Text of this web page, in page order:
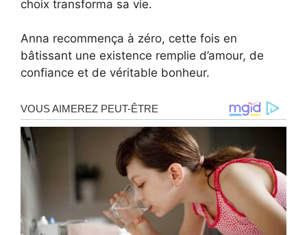
choix transforma sa vie.
Anna recommença à zéro, cette fois en
bâtissant une existence remplie d’amour, de
confiance et de véritable bonheur.